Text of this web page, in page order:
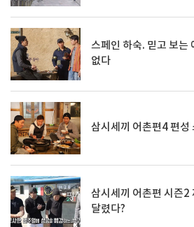
스페인 하숙. 믿고 보는
없다
삼시세끼 어촌편4 편성
삼시세끼 어촌편 시즌2
달렸다?